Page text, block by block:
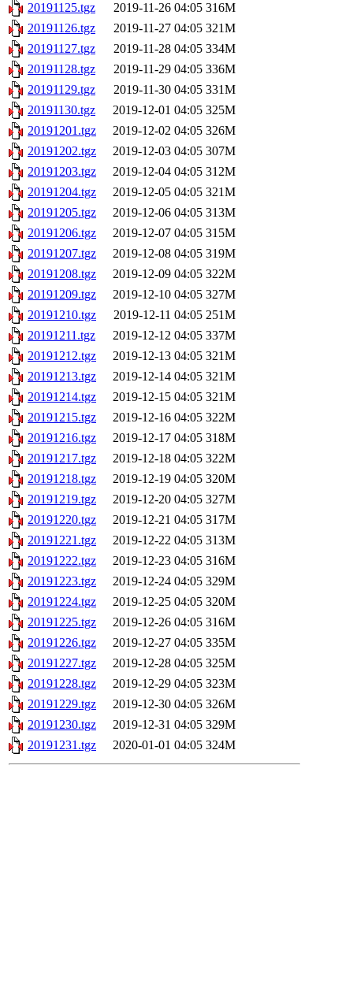
20191125.tgz
2019-11-26 04:05 316M
20191126.tgz
2019-11-27 04:05 321M
20191127.tgz
2019-11-28 04:05 334M
20191128.tgz
2019-11-29 04:05 336M
20191129.tgz
2019-11-30 04:05 331M
20191130.tgz
2019-12-01 04:05 325M
20191201.tgz
2019-12-02 04:05 326M
20191202.tgz
2019-12-03 04:05 307M
20191203.tgz
2019-12-04 04:05 312M
20191204.tgz
2019-12-05 04:05 321M
20191205.tgz
2019-12-06 04:05 313M
20191206.tgz
2019-12-07 04:05 315M
20191207.tgz
2019-12-08 04:05 319M
20191208.tgz
2019-12-09 04:05 322M
20191209.tgz
2019-12-10 04:05 327M
20191210.tgz
2019-12-11 04:05 251M
20191211.tgz
2019-12-12 04:05 337M
20191212.tgz
2019-12-13 04:05 321M
20191213.tgz
2019-12-14 04:05 321M
20191214.tgz
2019-12-15 04:05 321M
20191215.tgz
2019-12-16 04:05 322M
20191216.tgz
2019-12-17 04:05 318M
20191217.tgz
2019-12-18 04:05 322M
20191218.tgz
2019-12-19 04:05 320M
20191219.tgz
2019-12-20 04:05 327M
20191220.tgz
2019-12-21 04:05 317M
20191221.tgz
2019-12-22 04:05 313M
20191222.tgz
2019-12-23 04:05 316M
20191223.tgz
2019-12-24 04:05 329M
20191224.tgz
2019-12-25 04:05 320M
20191225.tgz
2019-12-26 04:05 316M
20191226.tgz
2019-12-27 04:05 335M
20191227.tgz
2019-12-28 04:05 325M
20191228.tgz
2019-12-29 04:05 323M
20191229.tgz
2019-12-30 04:05 326M
20191230.tgz
2019-12-31 04:05 329M
20191231.tgz
2020-01-01 04:05 324M